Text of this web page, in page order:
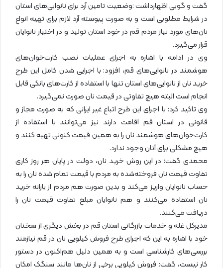
گفت و گویی اظهارداشت :وضعیت تامین آرد برای نانوایی‌های استان
در شرایط مطلوبی است و به صورت پیوسته آرد لازم برای تهیه انواع
نان‌های مورد نیاز مردم قم در خود استان تولید و در اختیار نانوایان
قرار می‌گیرد.
وی در ادامه با اشاره به اجرای عملیات نصب کارت‌خوان‌های
هوشمند در نانوایی‌های قم، افزود: با اجرایی شدن کامل این طرح
خرید نان از نانوایی‌های استان تنها با استفاده از کارت‌های بانکی قابل
انجام است البته هیچ تفاوتی در قیمت نان صورت نمی‌گیرد.
وی تاکید کرد: با اجرای این طرح اتباع غیر ایرانی که به صورت مجاز و
قانونی در استان قم اقامت دارند نیز می‌توانند با استفاده از
کارت‌خوان‌های هوشمند نان را به همین قیمت کنونی تهیه کنند و
هیچ مشکلی برای آنان وجود ندارد.
محمدی گفت: در این روش خرید نان،‌ دولت در پایان هر روز کاری
تفاوت قیمت نان فروخته‌شده به مردم با قیمت تمام شده نان را به
حساب نانوایان واریز می‌کند و بدین صورت هم مردم از یارانه خرید
نان استفاده می‌کنند و هم نانوایان مبلغ تفاوت قیمت نان را
دریافت می‌کنند.
مدیرکل غله و خدمات بازرگانی استان قم در بخش دیگری از سخنان
خود با اشاره به این که اجرای طرح فروش کیلویی نان در قم نیازمند
بررسی‌های کارشناسی است و به همین دلیل هم‌اکنون در دستور
کار نیست، گفت: فروش کیلویی برخی از نان‌ها مانند سنگک امکان